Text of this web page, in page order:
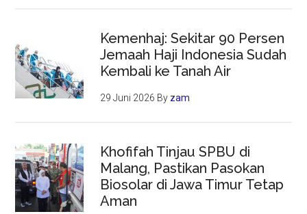
Kemenhaj: Sekitar 90 Persen
Jemaah Haji Indonesia Sudah
Kembali ke Tanah Air
29 Juni 2026 By zam
Khofifah Tinjau SPBU di
Malang, Pastikan Pasokan
Biosolar di Jawa Timur Tetap
Aman